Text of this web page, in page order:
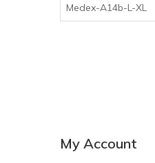
Medex-A14b-L-XL
My Account